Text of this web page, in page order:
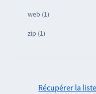
web (1)
zip (1)
Récupérer la